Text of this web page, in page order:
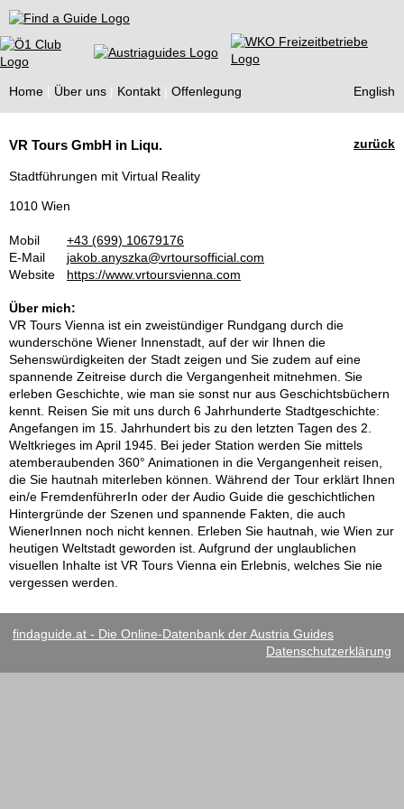
Find a Guide
Home Über uns Kontakt Offenlegung English
Guides
zurück
VR Tours GmbH in Liqu.
Stadtführungen mit Virtual Reality
1010 Wien
Mobil
+43 (699) 10679176
E-Mail
jakob.anyszka@vrtoursofficial.com
Website
https://www.vrtoursvienna.com
Über mich:
VR Tours Vienna ist ein zweistündiger Rundgang durch die
wunderschöne Wiener Innenstadt, auf der wir Ihnen die
Sehenswürdigkeiten der Stadt zeigen und Sie zudem auf eine
spannende Zeitreise durch die Vergangenheit mitnehmen. Sie
erleben Geschichte, wie man sie sonst nur aus Geschichtsbüchern
kennt. Reisen Sie mit uns durch 6 Jahrhunderte Stadtgeschichte:
Angefangen im 15. Jahrhundert bis zu den letzten Tagen des 2.
Weltkrieges im April 1945. Bei jeder Station werden Sie mittels
atemberaubenden 360° Animationen in die Vergangenheit reisen,
die Sie hautnah miterleben können. Während der Tour erklärt Ihnen
ein/e FremdenführerIn oder der Audio Guide die geschichtlichen
Hintergründe der Szenen und spannende Fakten, die auch
WienerInnen noch nicht kennen. Erleben Sie hautnah, wie Wien zur
heutigen Weltstadt geworden ist. Aufgrund der unglaublichen
visuellen Inhalte ist VR Tours Vienna ein Erlebnis, welches Sie nie
vergessen werden.
findaguide.at - Die Online-Datenbank der Austria Guides
Datenschutzerklärung